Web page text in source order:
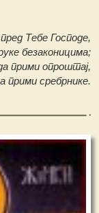
Тебе Господе,
безаконицима;
прими опроштај,
прими сребрнике.